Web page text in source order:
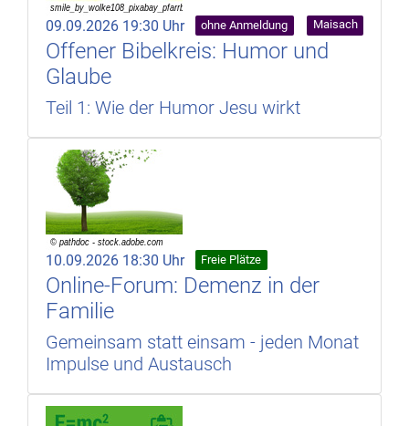
09.09.2026 19:30 Uhr ohne Anmeldung Maisach
Offener Bibelkreis: Humor und
Glaube
Teil 1: Wie der Humor Jesu wirkt
10.09.2026 18:30 Uhr Freie Plätze
Online-Forum: Demenz in der
Familie
Gemeinsam statt einsam - jeden Monat
Impulse und Austausch